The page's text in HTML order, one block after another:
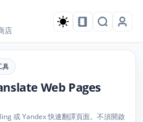
店
具
Web Pages
或 Yandex 快速翻譯頁面。不須開啟